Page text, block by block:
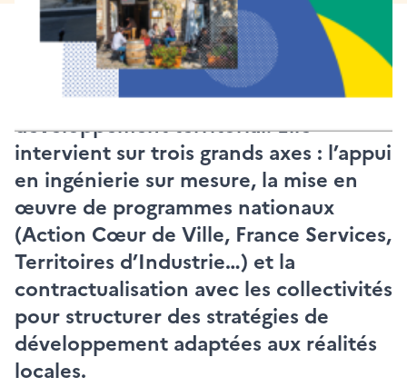
Agence nationale de la cohésion des
territoires (ANCT)est un outil de l’État
mis à disposition des collectivités pour
les accompagner dans leurs projets de
développement territorial. Elle
intervient sur trois grands axes : l’appui
en ingénierie sur mesure, la mise en
œuvre de programmes nationaux
(Action Cœur de Ville, France Services,
Territoires d’Industrie…) et la
contractualisation avec les collectivités
pour structurer des stratégies de
développement adaptées aux réalités
locales.